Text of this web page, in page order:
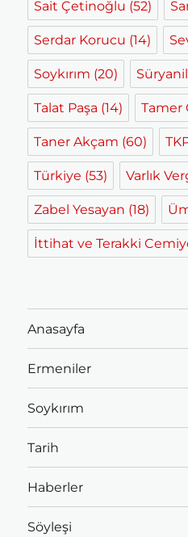
Sait Çetinoğlu (52)
Serdar Korucu (14)
Soykırım (20)
Talat Paşa (14) Tamer
Taner Akçam (60)
Türkiye (53) Varlık
Zabel Yesayan (18)
İttihat ve Terakki
Anasayfa
Ermeniler
Soykırım
Tarih
Haberler
Söyleşi